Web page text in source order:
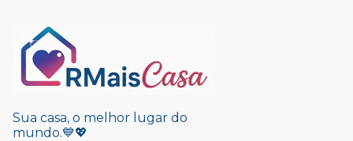
Sua casa, o melhor lugar do
mundo.💙💖